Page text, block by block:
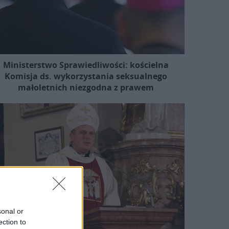
or
to
Ministerstwo Sprawiedliwości: kościelna
Komisja ds. wykorzystania seksualnego
małoletnich niezgodna z prawem